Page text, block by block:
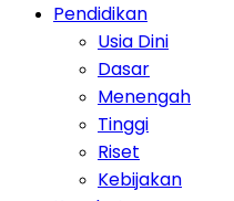
Pendidikan
Usia Dini
Dasar
Menengah
Tinggi
Riset
Kebijakan